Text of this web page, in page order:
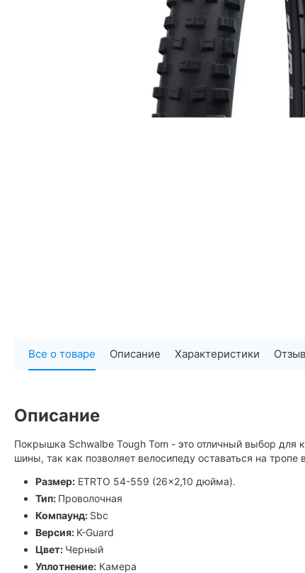
Все о товаре Описание Характеристики
Описание
Покрышка Schwalbe Tough Tom - это отличный выбор для
шины, так как позволяет велосипеду оставаться на
Размер: ETRTO 54-559 (26x2,10 дюйма).
Тип: Проволочная
Компаунд: Sbc
Версия: K-Guard
Цвет: Черный
Уплотнение: Камера